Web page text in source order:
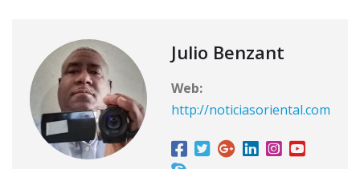
Julio Benzant
Web:
http://noticiasoriental.com